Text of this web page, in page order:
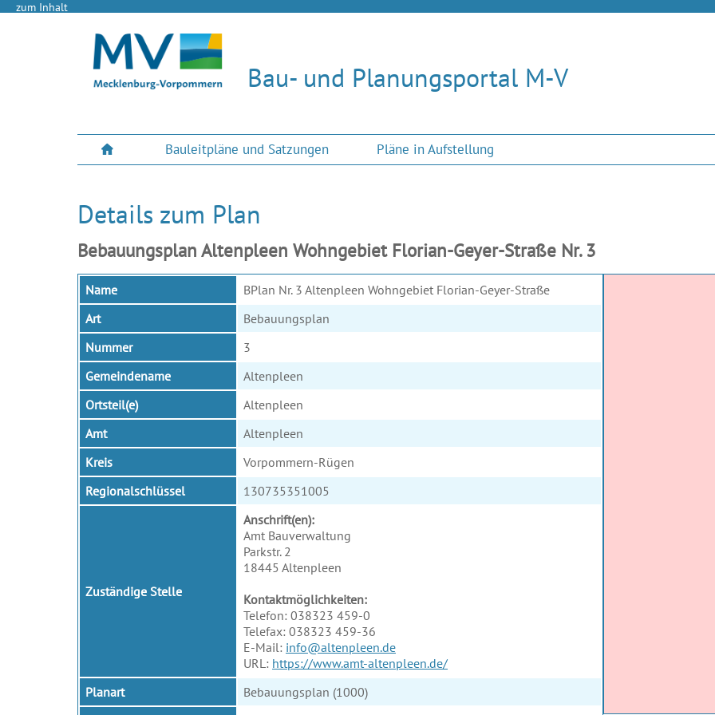
zum Inhalt
Bau- und Planungsportal M-V
Bauleitpläne und Satzungen Pläne in Aufstellung
Details zum Plan
Bebauungsplan Altenpleen Wohngebiet Florian-Geyer-Straße Nr. 3
Name
BPlan Nr. 3 Altenpleen Wohngebiet Florian-Geyer-Straße
Art
Bebauungsplan
Nummer
3
Gemeindename
Altenpleen
Ortsteil(e)
Altenpleen
Amt
Altenpleen
Kreis
Vorpommern-Rügen
Regionalschlüssel
130735351005
Zuständige Stelle
Anschrift(en):
Amt Bauverwaltung
Parkstr. 2
18445 Altenpleen
Kontaktmöglichkeiten:
Telefon: 038323 459-0
Telefax: 038323 459-36
E-Mail: info@altenpleen.de
URL: https://www.amt-altenpleen.de/
Planart
Bebauungsplan (1000)